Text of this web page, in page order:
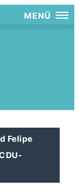
MENÜ
Felipe